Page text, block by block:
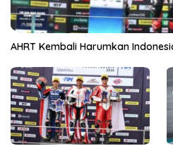
AHRT Kembali Harumkan